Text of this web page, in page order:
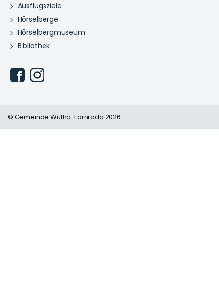
Ausflugsziele
Hörselberge
Hörselbergmuseum
Bibliothek
© Gemeinde Wutha-Farnroda 2026